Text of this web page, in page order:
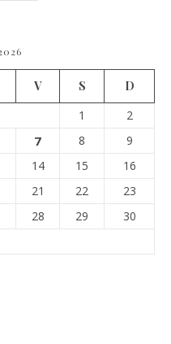
V S
D
1
2
7 8
9
14 15
16
21 22
23
28 29
30